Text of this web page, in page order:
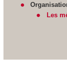
Les